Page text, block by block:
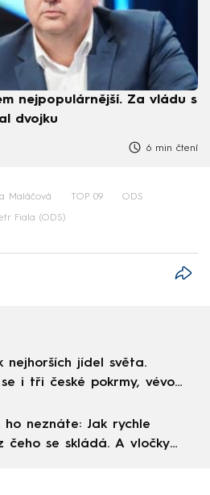
nejpopulárnější. Za vládu s
dvojku
6 min čtení
Maláčová TOP 09 ODS
Fiala (ODS)
nejhorších jídel světa.
i tři české pokrmy, vévodí
ho neznáte: Jak rychle
čeho se skládá. A vločky